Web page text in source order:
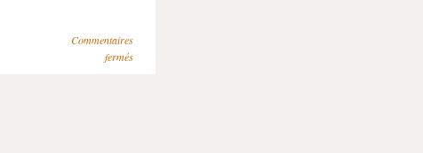
Commentaires
fermés